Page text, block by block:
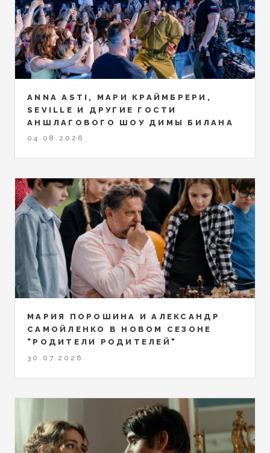
ANNA ASTI, МАРИ КРАЙМБРЕРИ,
SEVILLE И ДРУГИЕ ГОСТИ
АНШЛАГОВОГО ШОУ ДИМЫ БИЛАНА
04.08.2026
МАРИЯ ПОРОШИНА И АЛЕКСАНДР
САМОЙЛЕНКО В НОВОМ СЕЗОНЕ
"РОДИТЕЛИ РОДИТЕЛЕЙ"
30.07.2026